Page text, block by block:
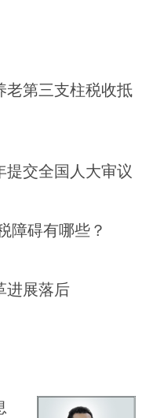
老第三支柱税收抵
交全国人大审议
障碍有哪些？
进展落后